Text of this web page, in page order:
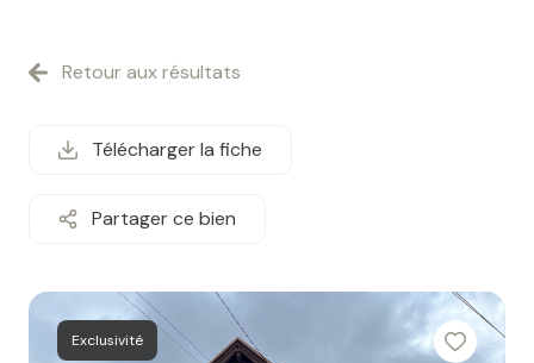
ALERTE-
IMMOBILIER
PROFESSIONEL
Retour aux résultats
Télécharger la fiche
Partager ce bien
Exclusivité